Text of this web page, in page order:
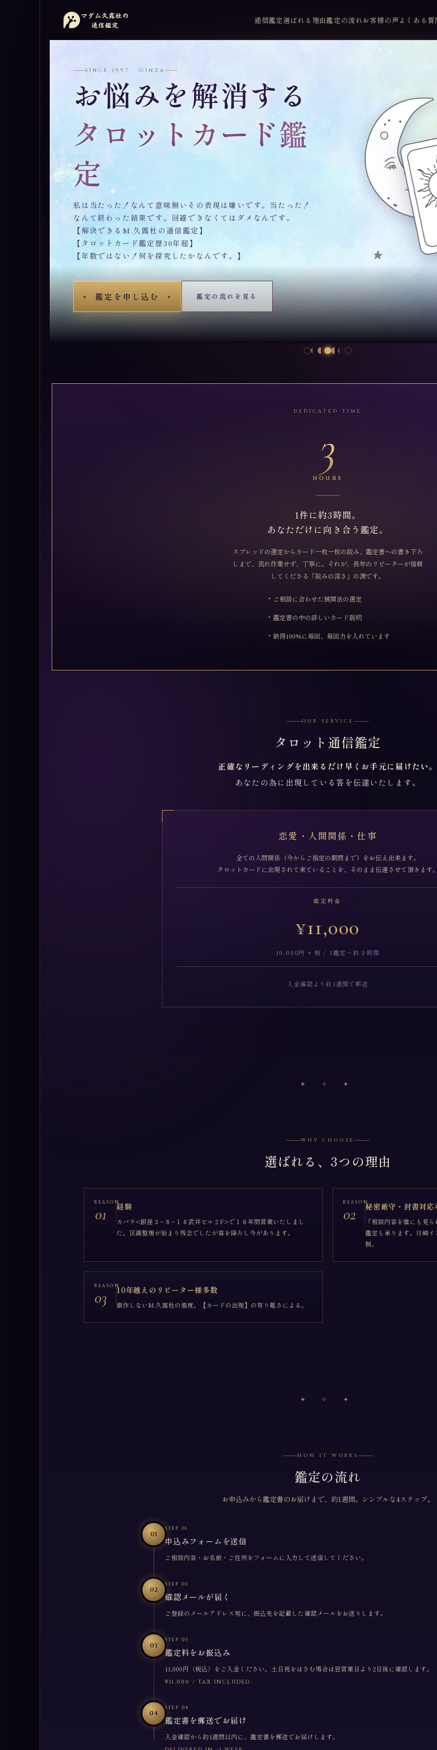
通信鑑定選ばれる理由鑑定の流れお客様の声よくある質
SINCE 1997 · GINZA
お悩みを解消する
タロットカード鑑
定
私は当たった！なんて意味無いその表現は嫌いです。当たった！
なんて終わった結果です。回避できなくてはダメなんです。
【解決できるM.久露杜の通信鑑定】
【タロットカード鑑定歴30年超】
【年数ではない！何を探究したかなんです。】
鑑定を申し込む 鑑定の流れを見る
DEDICATED TIME
3
hours
1件に約3時間。
あなただけに向き合う鑑定。
スプレッドの選定からカード一枚一枚の読み、鑑定書への書き下ろ
しまで、流れ作業せず、丁寧に。それが、長年のリピーターが信頼
してくださる「読みの深さ」の源です。
ご相談に合わせた展開法の選定
鑑定書の中の詳しいカード説明
納得100%に毎回、毎回力を入れています
OUR SERVICE
タロット通信鑑定
正確なリーディングを出来るだけ早くお手元に届けたい。
あなたの為に出現している答を伝達いたします。
恋愛・人間関係・仕事
全ての人間関係（今からご指定の期間まで）をお伝え出来ます。
タロットカードに出現されて来ていることを、そのまま伝達させて頂きます
鑑定料金
¥11,000
10,000円 + 税 / 1鑑定〜約３時間
入金確認より約1週間で郵送
✦ ✧ ✦
WHY CHOOSE
選ばれる、3つの理由
REASON
01 経験
カバラ<銀座３−８−１６武井ビル２F>で１６年間営業いたしまし
た。区画整理が始まり残念でしたが幕を降ろし今があります。
REASON
02 秘密厳守・封書対応
「相談内容を誰にも見
鑑定も承ります。川崎
制。
REASON
03 10年越えのリピーター様多数
創作しないM.久露杜の態度。【カードの出現】の有り難さによる。
✦ ✧ ✦
HOW IT WORKS
鑑定の流れ
お申込みから鑑定書のお届けまで、約1週間。シンプルな4ステップ。
01
STEP 01
申込みフォームを送信
ご相談内容・お名前・ご住所をフォームに入力して送信してください。
02
STEP 02
確認メールが届く
ご登録のメールアドレス宛に、振込先を記載した確認メールをお送りします。
03
STEP 03
鑑定料をお振込み
11,000円（税込）をご入金ください。土日祝をはさむ場合は翌営業日より2日後に確認します。
¥11,000 / TAX INCLUDED
04
STEP 04
鑑定書を郵送でお届け
入金確認から約1週間以内に、鑑定書を郵送でお届けします。